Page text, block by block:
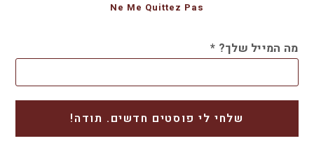
Ne Me Quittez Pas
מה המייל שלך? *